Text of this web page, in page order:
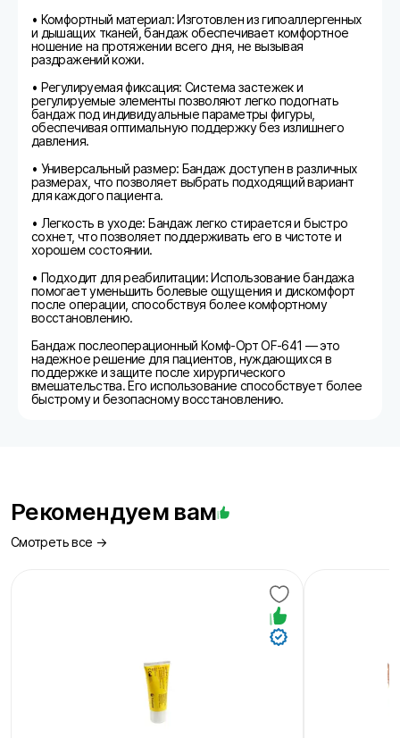
• Комфортный материал: Изготовлен из гипоаллергенных
и дышащих тканей, бандаж обеспечивает комфортное
ношение на протяжении всего дня, не вызывая
раздражений кожи.
• Регулируемая фиксация: Система застежек и
регулируемые элементы позволяют легко подогнать
бандаж под индивидуальные параметры фигуры,
обеспечивая оптимальную поддержку без излишнего
давления.
• Универсальный размер: Бандаж доступен в различных
размерах, что позволяет выбрать подходящий вариант
для каждого пациента.
• Легкость в уходе: Бандаж легко стирается и быстро
сохнет, что позволяет поддерживать его в чистоте и
хорошем состоянии.
• Подходит для реабилитации: Использование бандажа
помогает уменьшить болевые ощущения и дискомфорт
после операции, способствуя более комфортному
восстановлению.
Бандаж послеоперационный Комф-Орт OF-641 — это
надежное решение для пациентов, нуждающихся в
поддержке и защите после хирургического
вмешательства. Его использование способствует более
быстрому и безопасному восстановлению.
Рекомендуем вам
Смотреть все →